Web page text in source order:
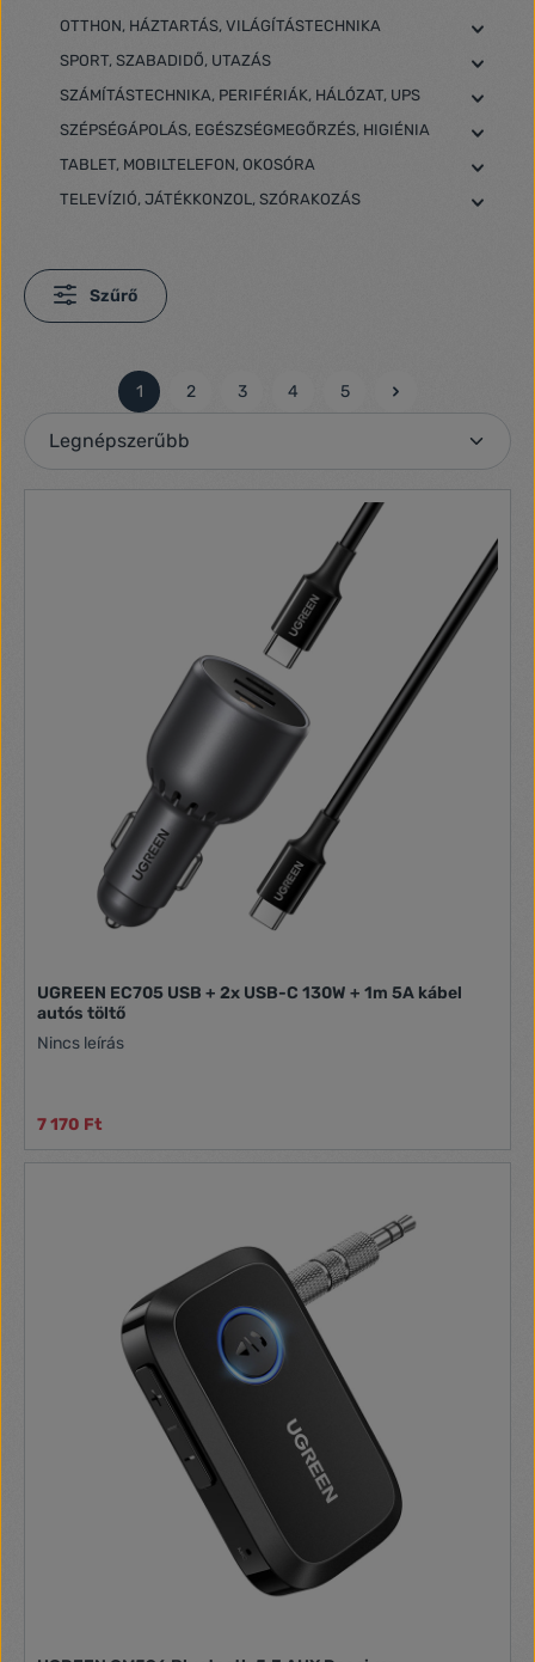
OTTHON, HÁZTARTÁS, VILÁGÍTÁSTECHNIKA
SPORT, SZABADIDŐ, UTAZÁS
SZÁMÍTÁSTECHNIKA, PERIFÉRIÁK, HÁLÓZAT, UPS
SZÉPSÉGÁPOLÁS, EGÉSZSÉGMEGŐRZÉS, HIGIÉNIA
TABLET, MOBILTELEFON, OKOSÓRA
TELEVÍZIÓ, JÁTÉKKONZOL, SZÓRAKOZÁS
Szűrő
Oldal
1
Oldal
2
Oldal
3
Oldal
4
Oldal
5
UGREEN EC705 USB + 2x USB-C 130W + 1m 5A kábel
autós töltő
Nincs leírás
7 170 Ft